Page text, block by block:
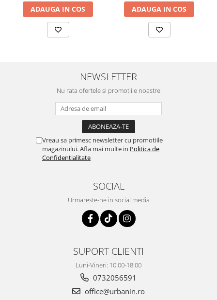
ADAUGA IN COS ADAUGA IN COS
NEWSLETTER
Nu rata ofertele si promotiile noastre
Vreau sa primesc newsletter cu promotiile
magazinului. Afla mai multe in Politica de
Confidentialitate
SOCIAL
Urmareste-ne in social media
SUPORT CLIENTI
Luni-Vineri: 10:00-18:00
0732056591
office@urbanin.ro